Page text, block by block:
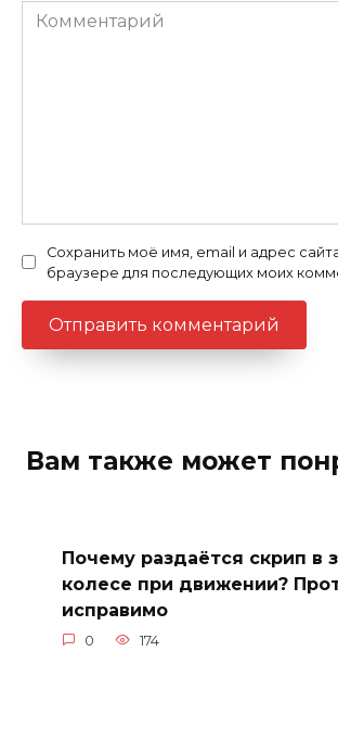
Комментарий
Сохранить моё имя, email и адрес
браузере для последующих моих
Вам также может
Почему раздаётся скрип в
колесе при движении?
исправимо
0 174